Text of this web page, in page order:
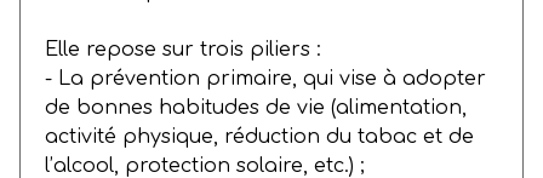
Elle repose sur trois piliers :
- La prévention primaire, qui vise à adopter
de bonnes habitudes de vie (alimentation,
activité physique, réduction du tabac et de
l’alcool, protection solaire, etc.) ;